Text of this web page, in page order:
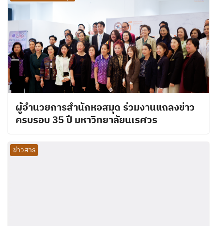
ผู้อำนวยการสำนักหอสมุด ร่วมงานแถลงข่าว
ครบรอบ 35 ปี มหาวิทยาลัยนเรศวร
ข่าวสาร